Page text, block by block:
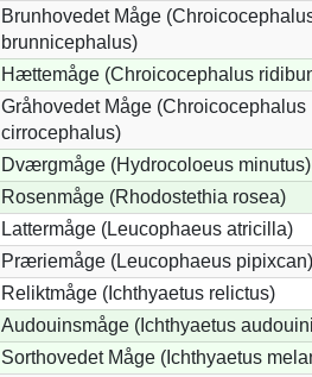
Brunhovedet Måge
brunnicephalus)
Hættemåge (Chroicocephalus
Gråhovedet Måge (Chroicocephalus
cirrocephalus)
Dværgmåge (Hydrocoloeus minutus)
Rosenmåge (Rhodostethia rosea)
Lattermåge (Leucophaeus atricilla)
Præriemåge (Leucophaeus pipixcan)
Reliktmåge (Ichthyaetus relictus)
Audouinsmåge (Ichthyaetus
Sorthovedet Måge (Ichthyaetus